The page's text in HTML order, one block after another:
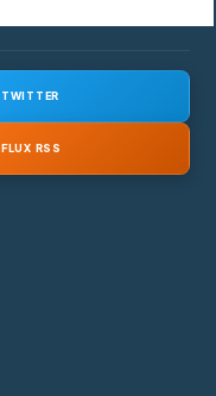
TWITTER
FLUX RSS